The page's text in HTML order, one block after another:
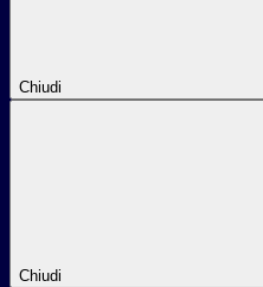
Chiudi
Chiudi